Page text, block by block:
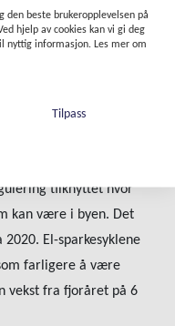
kollektivtrafikken for å
Oppslutningen er
Akershus, 63 prosent.
oppgir at de har
tilknyttet hvor
kan være i byen. Det
El-sparkesyklene
farligere å være
vekst fra fjoråret på 6
den beste brukeropplevelsen på
hjelp av cookies kan vi gi deg
nyttig informasjon. Les mer om
Tilpass